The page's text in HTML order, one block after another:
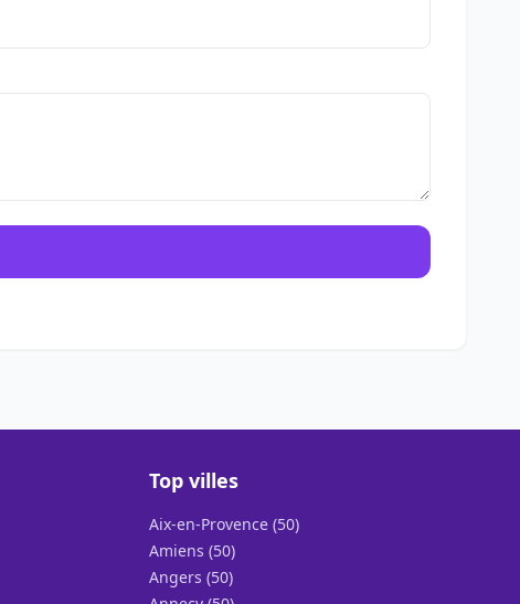
Top villes
Aix-en-Provence (50)
Amiens (50)
Angers (50)